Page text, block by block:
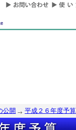
公開 平成２６年度予算